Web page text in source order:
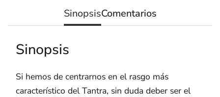
SinopsisComentarios
Sinopsis
Si hemos de centrarnos en el rasgo más
característico del Tantra, sin duda deber ser el